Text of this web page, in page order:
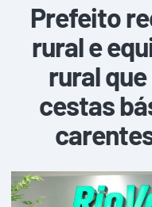
Prefeito
rural e
rural
cestas